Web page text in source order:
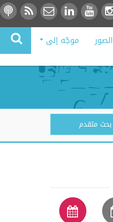
موجّه إلى
بحث متقدم